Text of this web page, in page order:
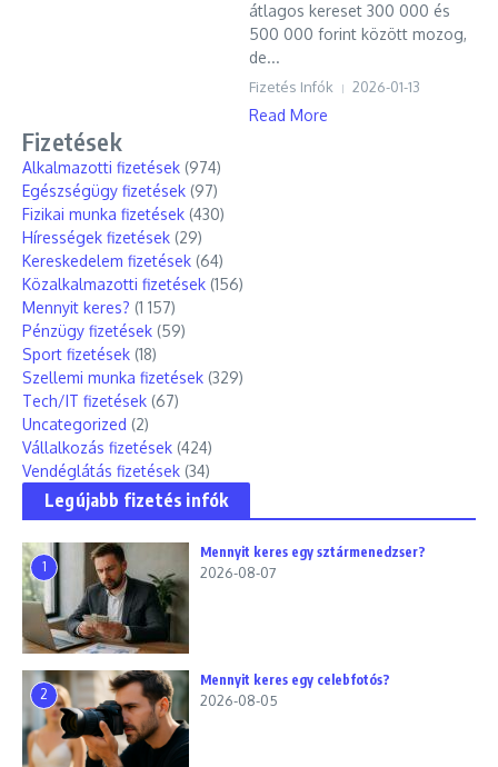
átlagos kereset 300 000 és
500 000 forint között mozog,
de...
Fizetés Infók 2026-01-13
Read More
Fizetések
Alkalmazotti fizetések (974)
Egészségügy fizetések (97)
Fizikai munka fizetések (430)
Hírességek fizetések (29)
Kereskedelem fizetések (64)
Közalkalmazotti fizetések (156)
Mennyit keres? (1 157)
Pénzügy fizetések (59)
Sport fizetések (18)
Szellemi munka fizetések (329)
Tech/IT fizetések (67)
Uncategorized (2)
Vállalkozás fizetések (424)
Vendéglátás fizetések (34)
Legújabb fizetés infók
1
Mennyit keres egy sztármenedzser?
2026-08-07
2
Mennyit keres egy celebfotós?
2026-08-05